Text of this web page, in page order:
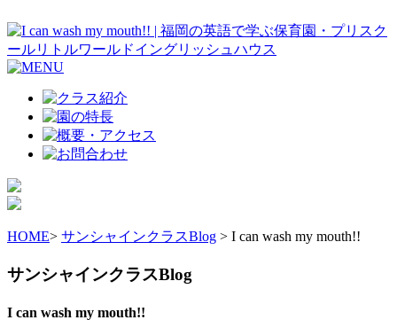
HOME> サンシャインクラスBlog > I can wash my mouth!!
サンシャインクラスBlog
I can wash my mouth!!